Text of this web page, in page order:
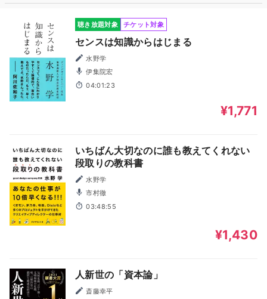
聴き放題対象 チケット対象
センスは知識からはじまる
水野学
伊集院宏
04:01:23
¥1,771
いちばん大切なのに誰も教えてくれない
段取りの教科書
水野学
市村徹
03:48:55
¥1,430
人新世の「資本論」
斎藤幸平